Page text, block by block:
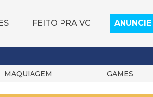
FEITO PRA VC
MAQUIAGEM GAMES